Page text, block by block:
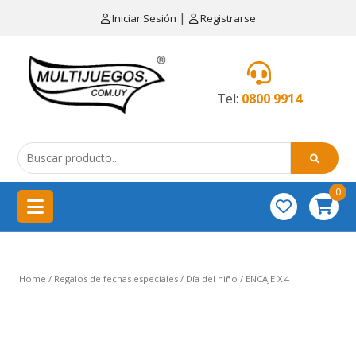
Iniciar Sesión | Registrarse
Tel: 0800 9914
MENÚ
de
cocina
China
importación
0
Home / Regalos de fechas especiales / Día del niño / ENCAJE X 4